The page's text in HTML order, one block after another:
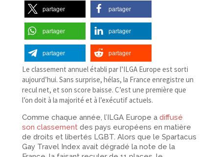
partager partager
partager partager
partager partager
Le classement annuel établi par l’ILGA Europe est sorti
aujourd’hui. Sans surprise, hélas, la France enregistre un
recul net, et son score baisse. C’est une première que
l’on doit à la majorité et à l’exécutif actuels.
Comme chaque année, l’ILGA Europe a diffusé
son classementdes pays européens en matière
de droits et libertés LGBT. Alors que le Spartacus
Gay Travel Index avait dégradé la note de la